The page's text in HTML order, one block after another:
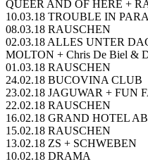
QUEER AND OF HERE +
10.03.18 TROUBLE IN
08.03.18 RAUSCHEN
02.03.18 ALLES UNTER
MOLTON + Chris De Biel &
01.03.18 RAUSCHEN
24.02.18 BUCOVINA CLUB
23.02.18 JAGUWAR + FUN
22.02.18 RAUSCHEN
16.02.18 GRAND HOTEL
15.02.18 RAUSCHEN
13.02.18 ZS + SCHWEBEN
10.02.18 DRAMA